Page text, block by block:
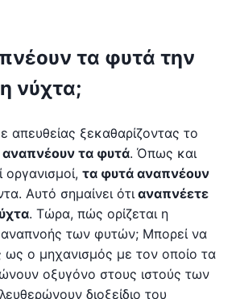
τα φυτά την
νύχτα;
απευθείας ξεκαθαρίζοντας το
αναπνέουν τα φυτά. Όπως και
οργανισμοί, τα φυτά αναπνέουν
Αυτό σημαίνει ότι αναπνέετε
. Τώρα, πώς ορίζεται η
αναπνοής των φυτών; Μπορεί να
ως ο μηχανισμός με τον οποίο τα
οξυγόνο στους ιστούς των
διοξείδιο του